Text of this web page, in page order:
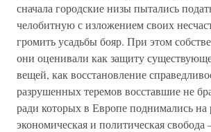
сначала городские низы пытались
челобитную с изложением своих
громить усадьбы бояр. При этом
они оценивали как защиту
вещей, как восстановление
разрушенных теремов восставшие не
ради которых в Европе поднимались
экономическая и политическая